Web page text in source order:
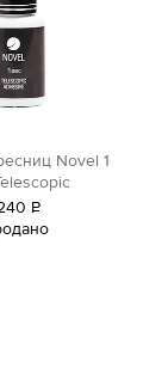
Novel 1
Р
уб.